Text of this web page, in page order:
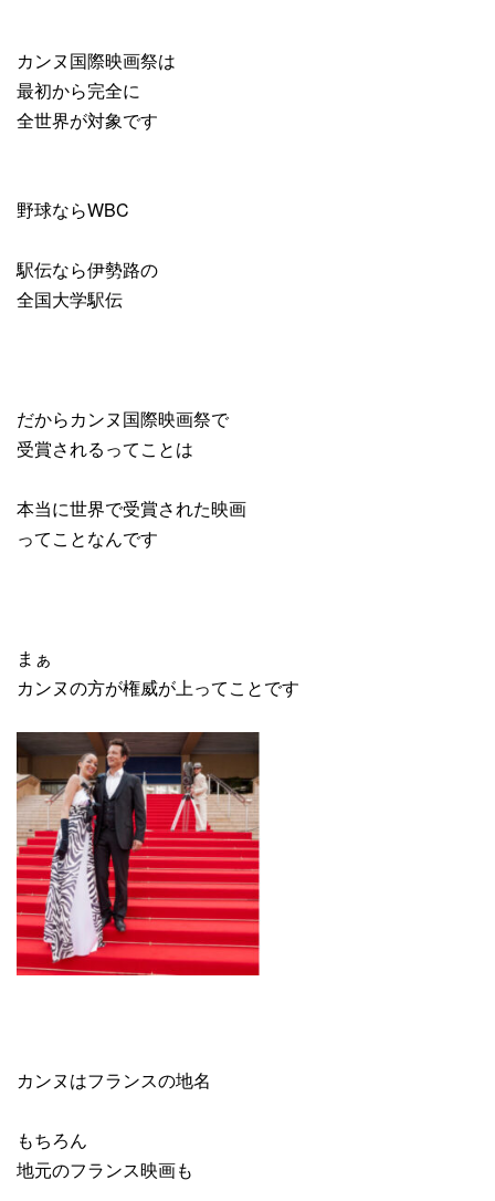
カンヌ国際映画祭は
最初から完全に
全世界が対象です
野球ならWBC
駅伝なら伊勢路の
全国大学駅伝
だからカンヌ国際映画祭で
受賞されるってことは
本当に世界で受賞された映画
ってことなんです
まぁ
カンヌの方が権威が上ってことです
カンヌはフランスの地名
もちろん
地元のフランス映画も